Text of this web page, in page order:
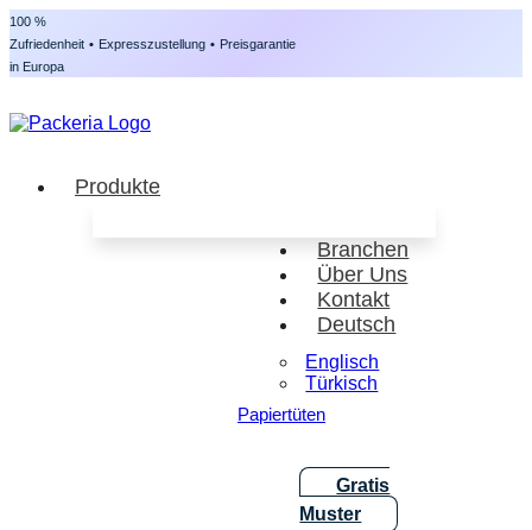
100 %
Zufriedenheit • Expresszustellung • Preisgarantie
in Europa
Produkte
Papiertüten
Branchen
Über Uns
Kontakt
Deutsch
Englisch
Türkisch
Gratis
Muster